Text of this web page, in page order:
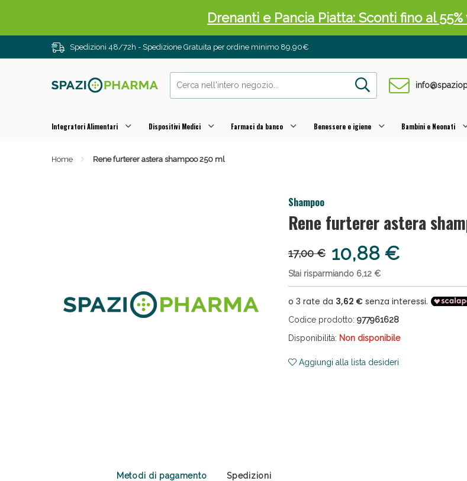
Spedizioni 48/72h - Spedizione Gratuita per ordine minimo 89,90€
Integratori Alimentari Dispositivi Medici Farmaci da banco Benessere e igiene Bambini e Neonati
Home Rene furterer astera shampoo 250 ml
Shampoo
Rene furterer astera
17,00 € 10,88 €
Stai risparmiando 6,12 €
Codice prodotto: 977961628
Disponibilità: Non disponibile
Aggiungi alla lista desideri
Metodi di pagamento Spedizioni
Drenanti e Pancia Piatta: Sconti fino al
Salini e Multivitaminici: oggi Sconto
Anticellulite e Fanghi: Sconto fino al